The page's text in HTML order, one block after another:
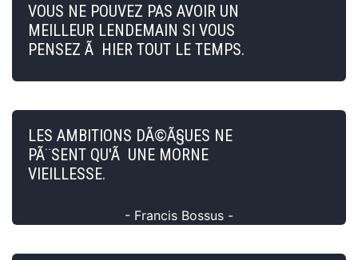
VOUS NE POUVEZ PAS AVOIR UN
MEILLEUR LENDEMAIN SI VOUS
PENSEZ Ã HIER TOUT LE TEMPS.
LES AMBITIONS DÃ©Ã§UES NE
PÃ¨SENT QU'Ã UNE MORNE
VIEILLESSE.
- Francis Bossus -